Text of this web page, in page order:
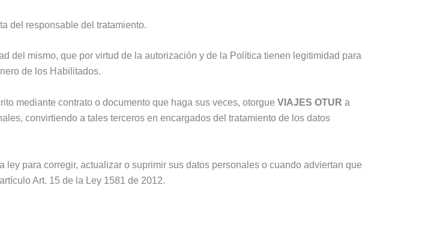
del responsable del tratamiento.
del mismo, que por virtud de la autorización y de la Política tienen legitimidad para
de los Habilitados.
mediante contrato o documento que haga sus veces, otorgue VIAJES OTUR a
convirtiendo a tales terceros en encargados del tratamiento de los datos
para corregir, actualizar o suprimir sus datos personales o cuando adviertan que
Art. 15 de la Ley 1581 de 2012.